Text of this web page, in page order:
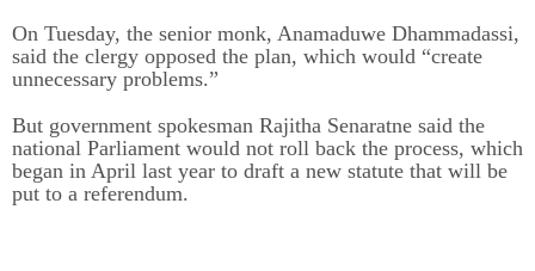
On Tuesday, the senior monk, Anamaduwe Dhammadassi,
said the clergy opposed the plan, which would “create
unnecessary problems.”
But government spokesman Rajitha Senaratne said the
national Parliament would not roll back the process, which
began in April last year to draft a new statute that will be
put to a referendum.